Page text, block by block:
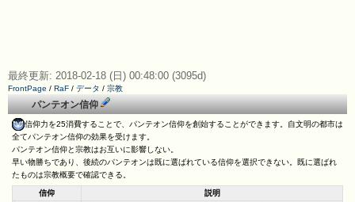
最終更新: 2018-02-18 (日) 00:48:00 (3095d)
FrontPage / RaF / データ / 宗教
パンテオン信仰
信仰力を25消費することで、パンテオン信仰を創始することができます。自文明の都市は
全てパンテオン信仰の効果を受けます。
パンテオン信仰と宗教はお互いに影響しない。
早い物勝ちであり、後続のパンテオンは既に選ばれている信仰を選択できない。既に選ばれ
たものは宗教概要で確認できる。
信仰 説明